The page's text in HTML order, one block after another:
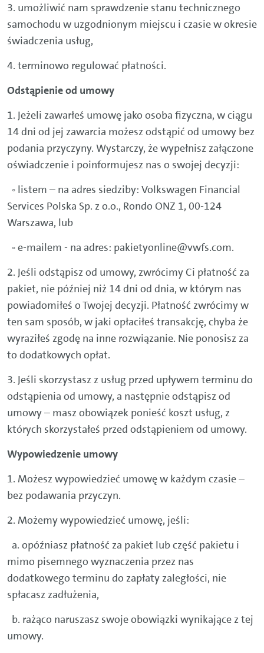
3. umożliwić nam sprawdzenie stanu technicznego
samochodu w uzgodnionym miejscu i czasie w okresie
świadczenia usług,
4. terminowo regulować płatności.
Odstąpienie od umowy
1. Jeżeli zawarłeś umowę jako osoba fizyczna, w ciągu
14 dni od jej zawarcia możesz odstąpić od umowy bez
podania przyczyny. Wystarczy, że wypełnisz załączone
oświadczenie i poinformujesz nas o swojej decyzji:
◦ listem – na adres siedziby: Volkswagen Financial
Services Polska Sp. z o.o., Rondo ONZ 1, 00-124
Warszawa, lub
◦ e-mailem - na adres: pakietyonline@vwfs.com.
2. Jeśli odstąpisz od umowy, zwrócimy Ci płatność za
pakiet, nie później niż 14 dni od dnia, w którym nas
powiadomiłeś o Twojej decyzji. Płatność zwrócimy w
ten sam sposób, w jaki opłaciłeś transakcję, chyba że
wyraziłeś zgodę na inne rozwiązanie. Nie ponosisz za
to dodatkowych opłat.
3. Jeśli skorzystasz z usług przed upływem terminu do
odstąpienia od umowy, a następnie odstąpisz od
umowy – masz obowiązek ponieść koszt usług, z
których skorzystałeś przed odstąpieniem od umowy.
Wypowiedzenie umowy
1. Możesz wypowiedzieć umowę w każdym czasie –
bez podawania przyczyn.
2. Możemy wypowiedzieć umowę, jeśli:
a. opóźniasz płatność za pakiet lub część pakietu i
mimo pisemnego wyznaczenia przez nas
dodatkowego terminu do zapłaty zaległości, nie
spłacasz zadłużenia,
b. rażąco naruszasz swoje obowiązki wynikające z tej
umowy.